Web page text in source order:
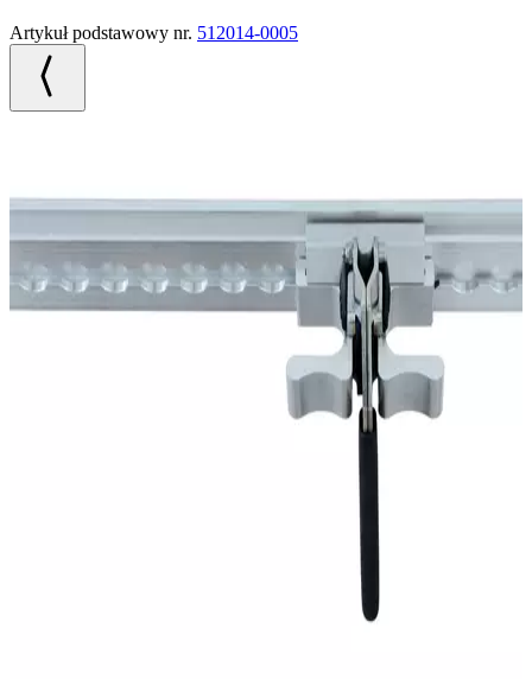
Artykuł podstawowy nr. 512014-0005